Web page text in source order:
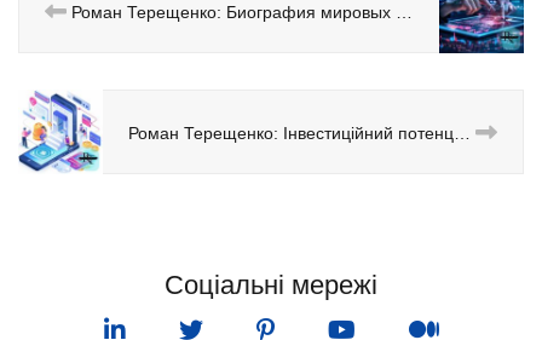
Соціальні мережі